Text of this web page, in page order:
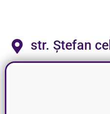
str. Ștefan